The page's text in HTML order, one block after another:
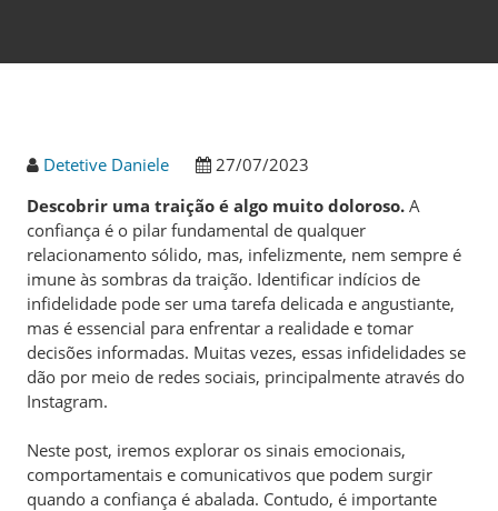
Detetive Daniele
27/07/2023
Descobrir uma traição é algo muito doloroso. A
confiança é o pilar fundamental de qualquer
relacionamento sólido, mas, infelizmente, nem sempre é
imune às sombras da traição. Identificar indícios de
infidelidade pode ser uma tarefa delicada e angustiante,
mas é essencial para enfrentar a realidade e tomar
decisões informadas. Muitas vezes, essas infidelidades se
dão por meio de redes sociais, principalmente através do
Instagram.
Neste post, iremos explorar os sinais emocionais,
comportamentais e comunicativos que podem surgir
quando a confiança é abalada. Contudo, é importante